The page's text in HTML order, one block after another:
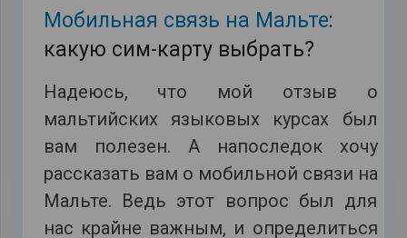
Мобильная связь на Мальте:
какую сим-карту выбрать?
Надеюсь, что мой отзыв о
мальтийских языковых курсах был
вам полезен. А напоследок хочу
рассказать вам о мобильной связи на
Мальте. Ведь этот вопрос был для
нас крайне важным, и определиться